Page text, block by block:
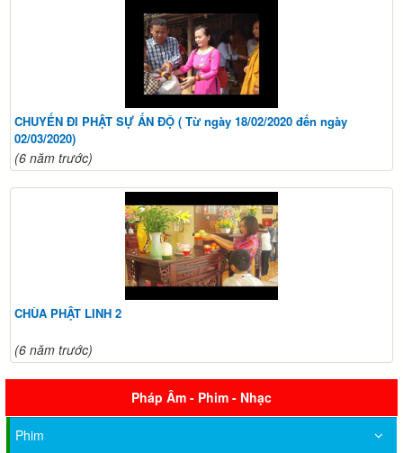
CHUYẾN ĐI PHẬT SỰ ẤN ĐỘ ( Từ ngày 18/02/2020 đến ngày
02/03/2020)
(6 năm trước)
CHÙA PHẬT LINH 2
(6 năm trước)
Pháp Âm - Phim - Nhạc
Phim